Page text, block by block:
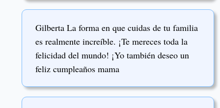
Gilberta La forma en que cuidas de tu familia
es realmente increíble. ¡Te mereces toda la
felicidad del mundo! ¡Yo también deseo un
feliz cumpleaños mama